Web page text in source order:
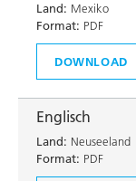
Land: Mexiko
Format: PDF
DOWNLOAD
Englisch
Land: Neuseeland
Format: PDF